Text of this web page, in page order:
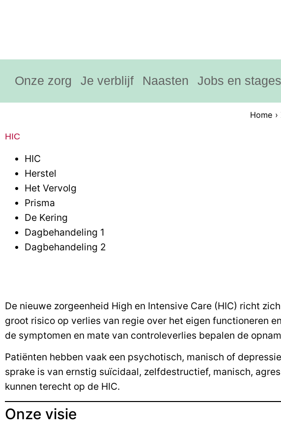
Onze zorg Je verblijf Naasten Jobs en stages
Home ›
HIC
HIC
Herstel
Het Vervolg
Prisma
De Kering
Dagbehandeling 1
Dagbehandeling 2
De nieuwe zorgeenheid High en Intensive Care (HIC) richt
groot risico op verlies van regie over het eigen functioneren
de symptomen en mate van controleverlies bepalen de
Patiënten hebben vaak een psychotisch, manisch of
sprake is van ernstig suïcidaal, zelfdestructief, manisch,
kunnen terecht op de HIC.
Onze visie